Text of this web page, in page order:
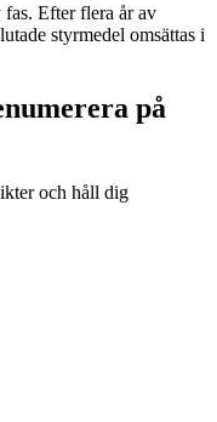
Efter flera år av
styrmedel omsättas i
på
och håll dig